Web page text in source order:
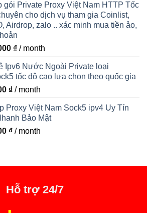
gói Private Proxy Việt Nam HTTP Tốc
cho dịch vụ tham gia Coinlist,
Airdrop, zalo .. xác minh mua tiền ảo,
₫ / month
Ipv6 Nước Ngoài Private loại
tốc độ cao lựa chọn theo quốc gia
₫ / month
Proxy Việt Nam Sock5 ipv4 Uy Tín
Bảo Mật
₫ / month
Hỗ trợ 24/7